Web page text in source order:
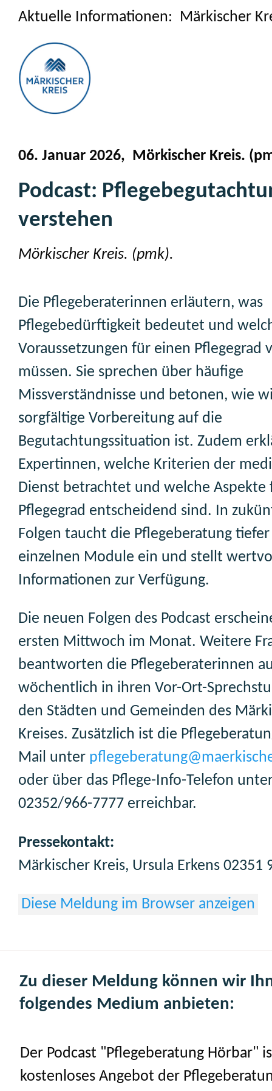
Aktuelle Informationen: Märkischer
06. Januar 2026, Mörkischer Kreis.
Podcast:
verstehen
Mörkischer Kreis. (pmk).
Die Pflegeberaterinnen erläutern, was
Pflegebedürftigkeit bedeutet und
Voraussetzungen für einen Pflegegrad
müssen. Sie sprechen über häufige
Missverständnisse und betonen, wie
sorgfältige Vorbereitung auf die
Begutachtungssituation ist. Zudem
Expertinnen, welche Kriterien der
Dienst betrachtet und welche Aspekte
Pflegegrad entscheidend sind. In
Folgen taucht die Pflegeberatung
einzelnen Module ein und stellt
Informationen zur Verfügung.
Die neuen Folgen des Podcast
ersten Mittwoch im Monat. Weitere
beantworten die Pflegeberaterinnen
wöchentlich in ihren Vor-Ort-
den Städten und Gemeinden des
Kreises. Zusätzlich ist die
Mail unter
oder über das Pflege-Info-Telefon
02352/966-7777 erreichbar.
Pressekontakt:
Märkischer Kreis, Ursula Erkens 02351
Diese Meldung im Browser anzeigen
Zu dieser Meldung können wir
folgendes Medium anbieten:
Der Podcast "Pflegeberatung Hörbar"
kostenloses Angebot der